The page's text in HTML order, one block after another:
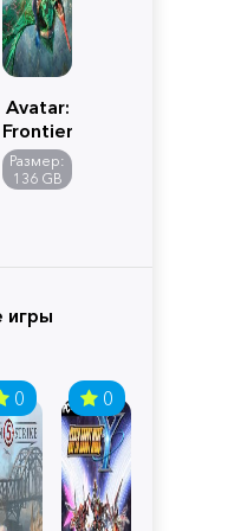
Avatar:
Frontiers
of
Pandora
Размер:
136 GB
игры
0 0